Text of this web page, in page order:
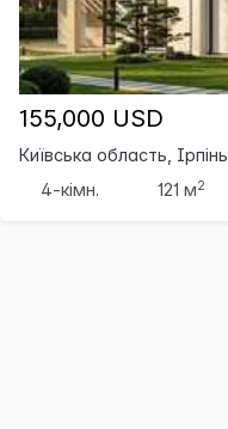
155,000 USD
Київська область, Ірпінь
4-кімн.
121 м2